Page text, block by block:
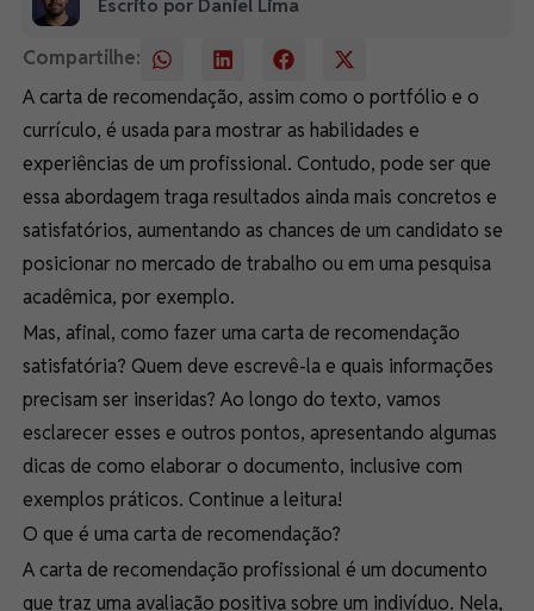
Escrito por Daniel Lima
Compartilhe:
Acarta de recomendação, assim como o portfólio e o
currículo, é usada para mostrar as habilidades e
experiências de um profissional. Contudo, pode ser que
essa abordagem traga resultados ainda mais concretos e
satisfatórios, aumentando as chances de um candidato se
posicionar no mercado de trabalho ou em uma pesquisa
acadêmica, por exemplo.
Mas, afinal, como fazer uma carta de recomendação
satisfatória? Quem deve escrevê-la e quais informações
precisam ser inseridas? Ao longo do texto, vamos
esclarecer esses e outros pontos, apresentando algumas
dicas de como elaborar o documento, inclusive com
exemplos práticos. Continue a leitura!
O que é uma carta de recomendação?
A carta de recomendação profissional é um documento
que traz umaavaliação positiva sobre um indivíduo. Nela,